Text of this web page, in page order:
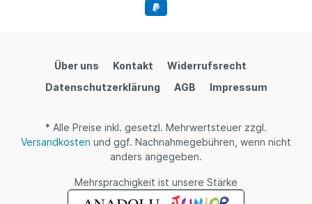
Über uns Kontakt
Widerrufsrecht
Datenschutzerklärung
AGB Impressum
* Alle Preise inkl. gesetzl. Mehrwertsteuer zzgl.
Versandkosten und ggf. Nachnahmegebühren, wenn nicht
anders angegeben.
Mehrsprachigkeit ist unsere Stärke